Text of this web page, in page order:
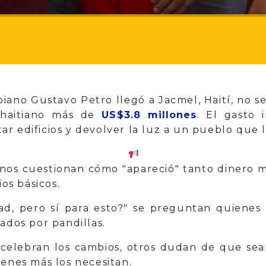
Gustavo Petro llegó a Jacmel, Haití, no
más de US$3.8 millones. El gasto
edificios y devolver la luz a un pueblo que
cuestionan cómo "apareció" tanto dinero
básicos.
pero sí para esto?" se preguntan quienes
por pandillas.
los cambios, otros dudan de que
más los necesitan.